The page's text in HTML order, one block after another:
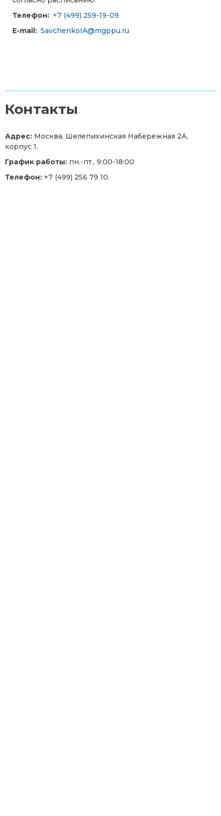
Телефон: +7 (499) 259-19-09
E-mail: SavchenkoIA@mgppu.ru
Контакты
Адрес: Москва, Шелепихинская Набережная 2А,
корпус 1.
График работы: пн.-пт., 9:00-18:00
Телефон: +7 (499) 256 79 10.